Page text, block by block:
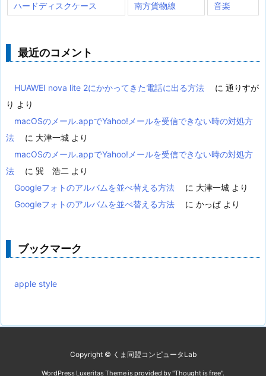
ハードディスクケース 南方貨物線 音楽
最近のコメント
HUAWEI nova lite 2にかかってきた電話に出る方法 に 通りすが
り より
macOSのメール.appでYahoo!メールを受信できない時の対処方
法
に 大津一城 より
macOSのメール.appでYahoo!メールを受信できない時の対処方
法
に 巽 浩二 より
Googleフォトのアルバムを並べ替える方法
に 大津一城 より
Googleフォトのアルバムを並べ替える方法
に かっぱ より
ブックマーク
apple style
Copyright © くま同盟コンピュータLab
WordPress Luxeritas Theme is provided by "Thought is free".